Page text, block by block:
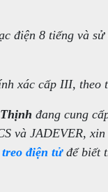
điện 8 tiếng và
xác cấp III, theo
đang cung
và JADEVER,
điện tử để biết